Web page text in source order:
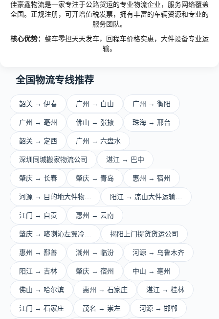
佳豪鑫物流是一家专注于公路货运的专业物流企业，服务网络覆盖
全国。正规注册，可开增值税发票，拥有丰富的车辆资源和专业的
服务团队。
核心优势： 整车零担天天发车，回程车价格实惠，大件设备专业运
输。
全国物流专线推荐
韶关 → 伊春 广州 → 白山 广州 → 衡阳
广州 → 亳州 佛山 → 张掖 珠海 → 邢台
韶关 → 定西 广州 → 六盘水
深圳同城搬家物流公司 湛江 → 巴中
肇庆 → 长春 肇庆 → 青岛 惠州 → 宿州
河源 → 目的地大件物… 阳江 → 凉山大件运输…
江门 → 自贡 惠州 → 云南
肇庆 → 喀喇沁左翼冷… 揭阳上门提货货运公司
惠州 → 鄯善 潮州 → 临汾 河源 → 乌鲁木齐
阳江 → 吉林 肇庆 → 宿州 中山 → 亳州
佛山 → 哈尔滨 惠州 → 石家庄 湛江 → 桂林
江门 → 石家庄 茂名 → 崇左 河源 → 邯郸